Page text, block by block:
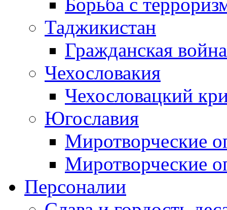
Таджикистан
Гражданская
Чехословакия
Чехословацкий
Югославия
Миротворческие
Миротворческие
Персоналии